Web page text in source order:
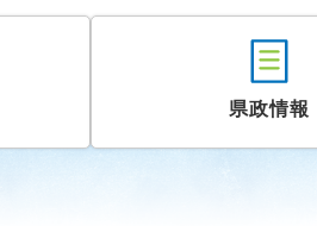
県政情報